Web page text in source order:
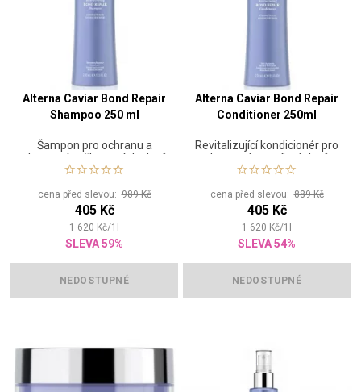
Alterna Caviar Bond Repair
Shampoo 250 ml
Šampon pro ochranu a
obnovení poškozených vlasů
cena před slevou:989 Kč
405 Kč
1 620 Kč/1
SLEVA 59%
NEDOSTUPNÉ
Alterna Caviar Bond Repair
Conditioner 250ml
Revitalizující kondicionér pro
obnovení a posílení vlasů
cena před slevou:889 Kč
405 Kč
1 620 Kč/1
SLEVA 54%
NEDOSTUPNÉ